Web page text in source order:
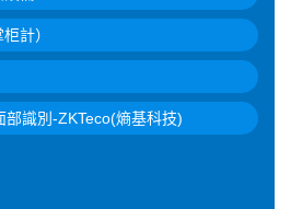
計）
識別-ZKTeco(熵基科技)